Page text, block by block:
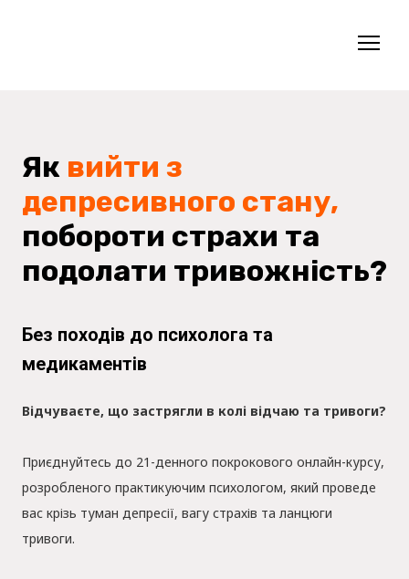
Як вийти з
депресивного стану,
побороти страхи та
подолати тривожність?
Без походів до психолога та
медикаментів
Відчуваєте, що застрягли в колі відчаю та тривоги?
Приєднуйтесь до 21-денного покрокового онлайн-курсу,
розробленого практикуючим психологом, який проведе
вас крізь туман депресії, вагу страхів та ланцюги
тривоги.